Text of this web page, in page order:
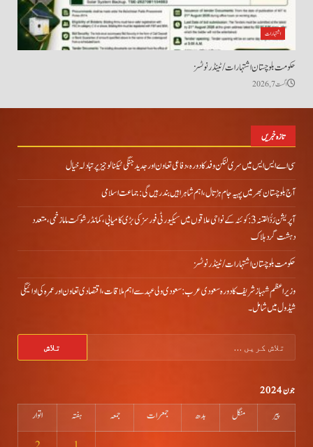
اشتہارات
حکومت بلوچستان اشتہارات/ ٹینڈر نوٹسز
اگست 7, 2026
تازہ خبریں
سی اے ایس ایس میں سری لنکن وفد کا دورہ، دفاعی تعاون اور جدید جنگی ٹیکنالوجیز پر تبادلہ خیال
آج بلوچستان بھر میں پہیہ جام ہڑتال، اہم شاہراہیں بند رہیں گی: جماعت اسلامی
آپریشن رَدُّ الفتنہ 3: کوئٹہ کے نواحی علاقوں میں سیکیورٹی فورسز کی بڑی کامیابی، کمانڈر شوکت ماما زخمی، متعدد
دہشت گرد ہلاک
حکومت بلوچستان اشتہارات/ ٹینڈر نوٹسز
وزیراعظم شہباز شریف کا دورہ سعودی عرب: سعودی ولی عہد سے اہم ملاقات، اقتصادی تعاون اور عمرہ کی ادائیگی
شیڈول میں شامل۔
کریں
جون 2024
پیر منگل بدھ جمعرات جمعہ ہفتہ
اتوار